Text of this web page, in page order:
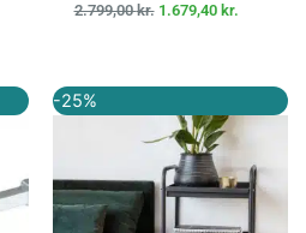
2.799,00kr. 1.679,40 kr.
-25%
oprindelige
pris
var:
1.199,00 kr..
aktuelle
pris
899,00 kr..